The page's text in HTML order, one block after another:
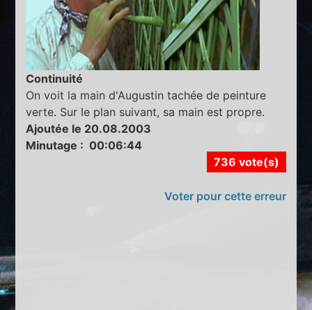
Continuité
On voit la main d'Augustin tachée de peinture
verte. Sur le plan suivant, sa main est propre.
Ajoutée le 20.08.2003
Minutage : 00:06:44
736 vote(s)
Voter pour cette erreur